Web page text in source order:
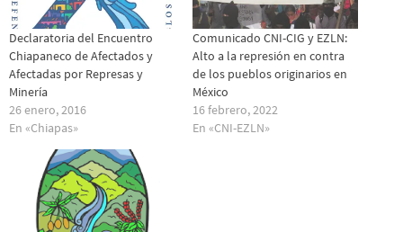
Declaratoria del Encuentro
Chiapaneco de Afectados y
Afectadas por Represas y
Minería
26 enero, 2016
En «Chiapas»
Comunicado CNI-CIG y EZLN:
Alto a la represión en contra
de los pueblos originarios en
México
16 febrero, 2022
En «CNI-EZLN»